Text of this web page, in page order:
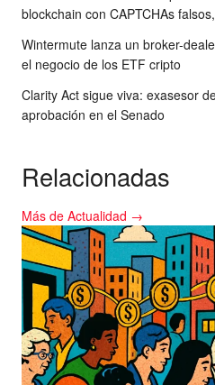
blockchain con CAPTCHAs
Wintermute lanza un broker-
el negocio de los ETF cripto
Clarity Act sigue viva: exasesor
aprobación en el Senado
Relacionadas
Más de Actualidad →